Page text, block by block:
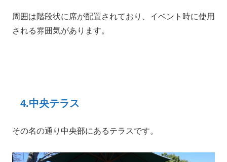
周囲は階段状に席が配置されており、イベント時に使用
される雰囲気があります。
4.中央テラス
その名の通り中央部にあるテラスです。